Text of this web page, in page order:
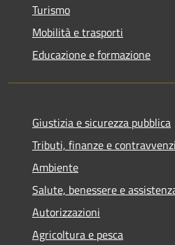
Turismo
Mobilità e trasporti
Educazione e formazione
Giustizia e sicurezza pubblica
Tributi, finanze e
Ambiente
Salute, benessere e
Autorizzazioni
Agricoltura e pesca